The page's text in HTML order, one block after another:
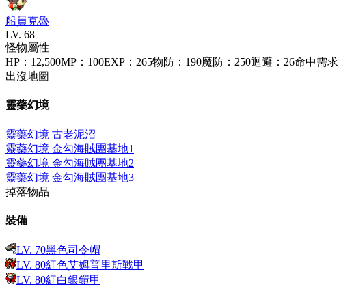
船員克魯
LV. 68
怪物屬性
HP ： 12,500MP ： 100EXP ： 265物防 ： 190魔防 ： 250迴避 ： 26命中需求
出沒地圖
靈藥幻境
靈藥幻境 古老泥沼
靈藥幻境 金勾海賊團基地1
靈藥幻境 金勾海賊團基地2
靈藥幻境 金勾海賊團基地3
掉落物品
裝備
LV. 70黑色司令帽
LV. 80紅色艾姆普里斯戰甲
LV. 80紅白銀鎧甲